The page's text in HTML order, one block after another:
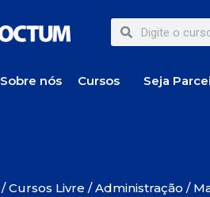
Sobre nós Cursos Seja
/Cursos Livre /Administração /